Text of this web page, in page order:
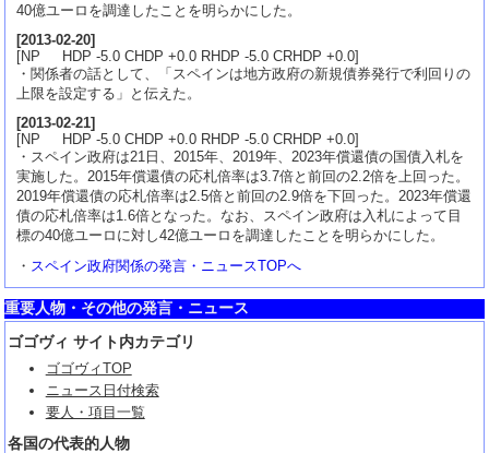
40億ユーロを調達したことを明らかにした。
[2013-02-20]
[NP HDP -5.0 CHDP +0.0 RHDP -5.0 CRHDP +0.0]
・関係者の話として、「スペインは地方政府の新規債券発行で利回りの
上限を設定する」と伝えた。
[2013-02-21]
[NP HDP -5.0 CHDP +0.0 RHDP -5.0 CRHDP +0.0]
・スペイン政府は21日、2015年、2019年、2023年償還債の国債入札を
実施した。2015年償還債の応札倍率は3.7倍と前回の2.2倍を上回った。
2019年償還債の応札倍率は2.5倍と前回の2.9倍を下回った。2023年償還
債の応札倍率は1.6倍となった。なお、スペイン政府は入札によって目
標の40億ユーロに対し42億ユーロを調達したことを明らかにした。
・ スペイン政府関係の発言・ニュースTOPへ
重要人物・その他の発言・ニュース
ゴゴヴィ サイト内カテゴリ
ゴゴヴィTOP
ニュース日付検索
要人・項目一覧
各国の代表的人物